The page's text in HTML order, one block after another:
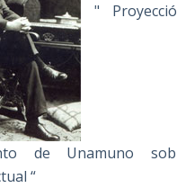
"
de Unamuno
“